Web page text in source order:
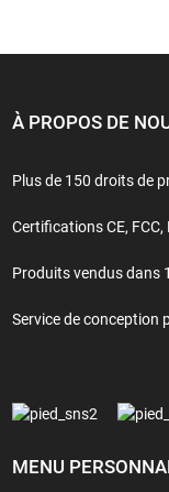
À PROPOS DE
Plus de 150 droits de
Certifications CE, FCC,
Produits vendus dans
Service de conception
MENU